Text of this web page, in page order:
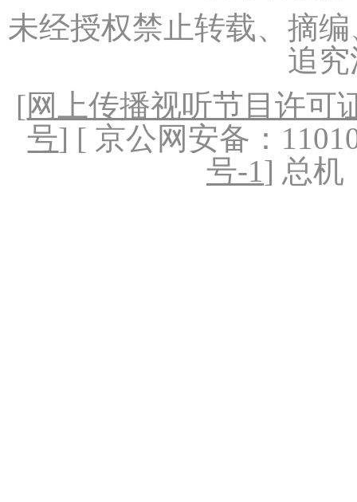
未经授权禁止转载、摘
追
[网上传播视听节目许可
号] [ 京公网安备：
号-1] 总机